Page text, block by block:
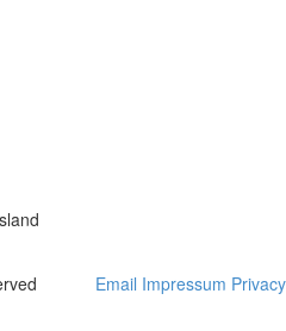
Email Impressum Privacy